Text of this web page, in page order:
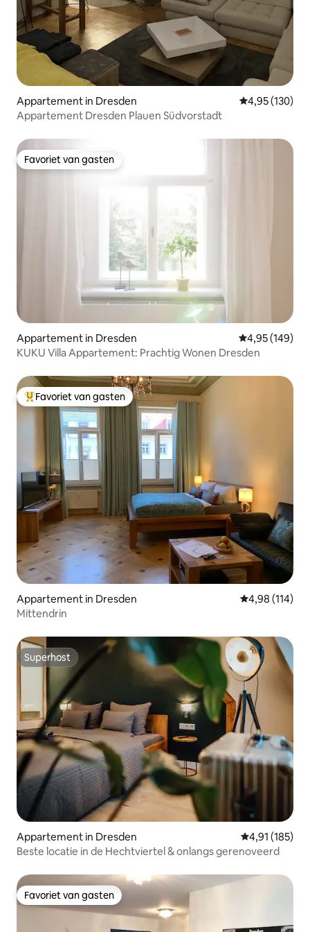
Appartement in Dresden Gemiddelde
4,95 (130)
Appartement Dresden Plauen Südvorstadt
Favoriet van gasten
Favoriet van gasten
Appartement in Dresden Gemiddelde
4,95 (149)
KUKU Villa Appartement: Prachtig Wonen Dresden
Topfavoriet van gasten
Favoriet van gasten
Appartement in Dresden Gemiddelde
4,98 (114)
Mittendrin
Superhost
Superhost
Appartement in Dresden Gemiddelde
4,91 (185)
Beste locatie in de Hechtviertel & onlangs gerenoveerd
Favoriet van gasten
Favoriet van gasten